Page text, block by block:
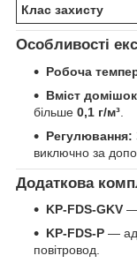
Клас захисту
Особливості
Робоча
Вміст
більше 0,1 г/м³
Регулювання:
виключно за
Додаткова
KP-FDS-GKV —
KP-FDS-P —
повітровод.